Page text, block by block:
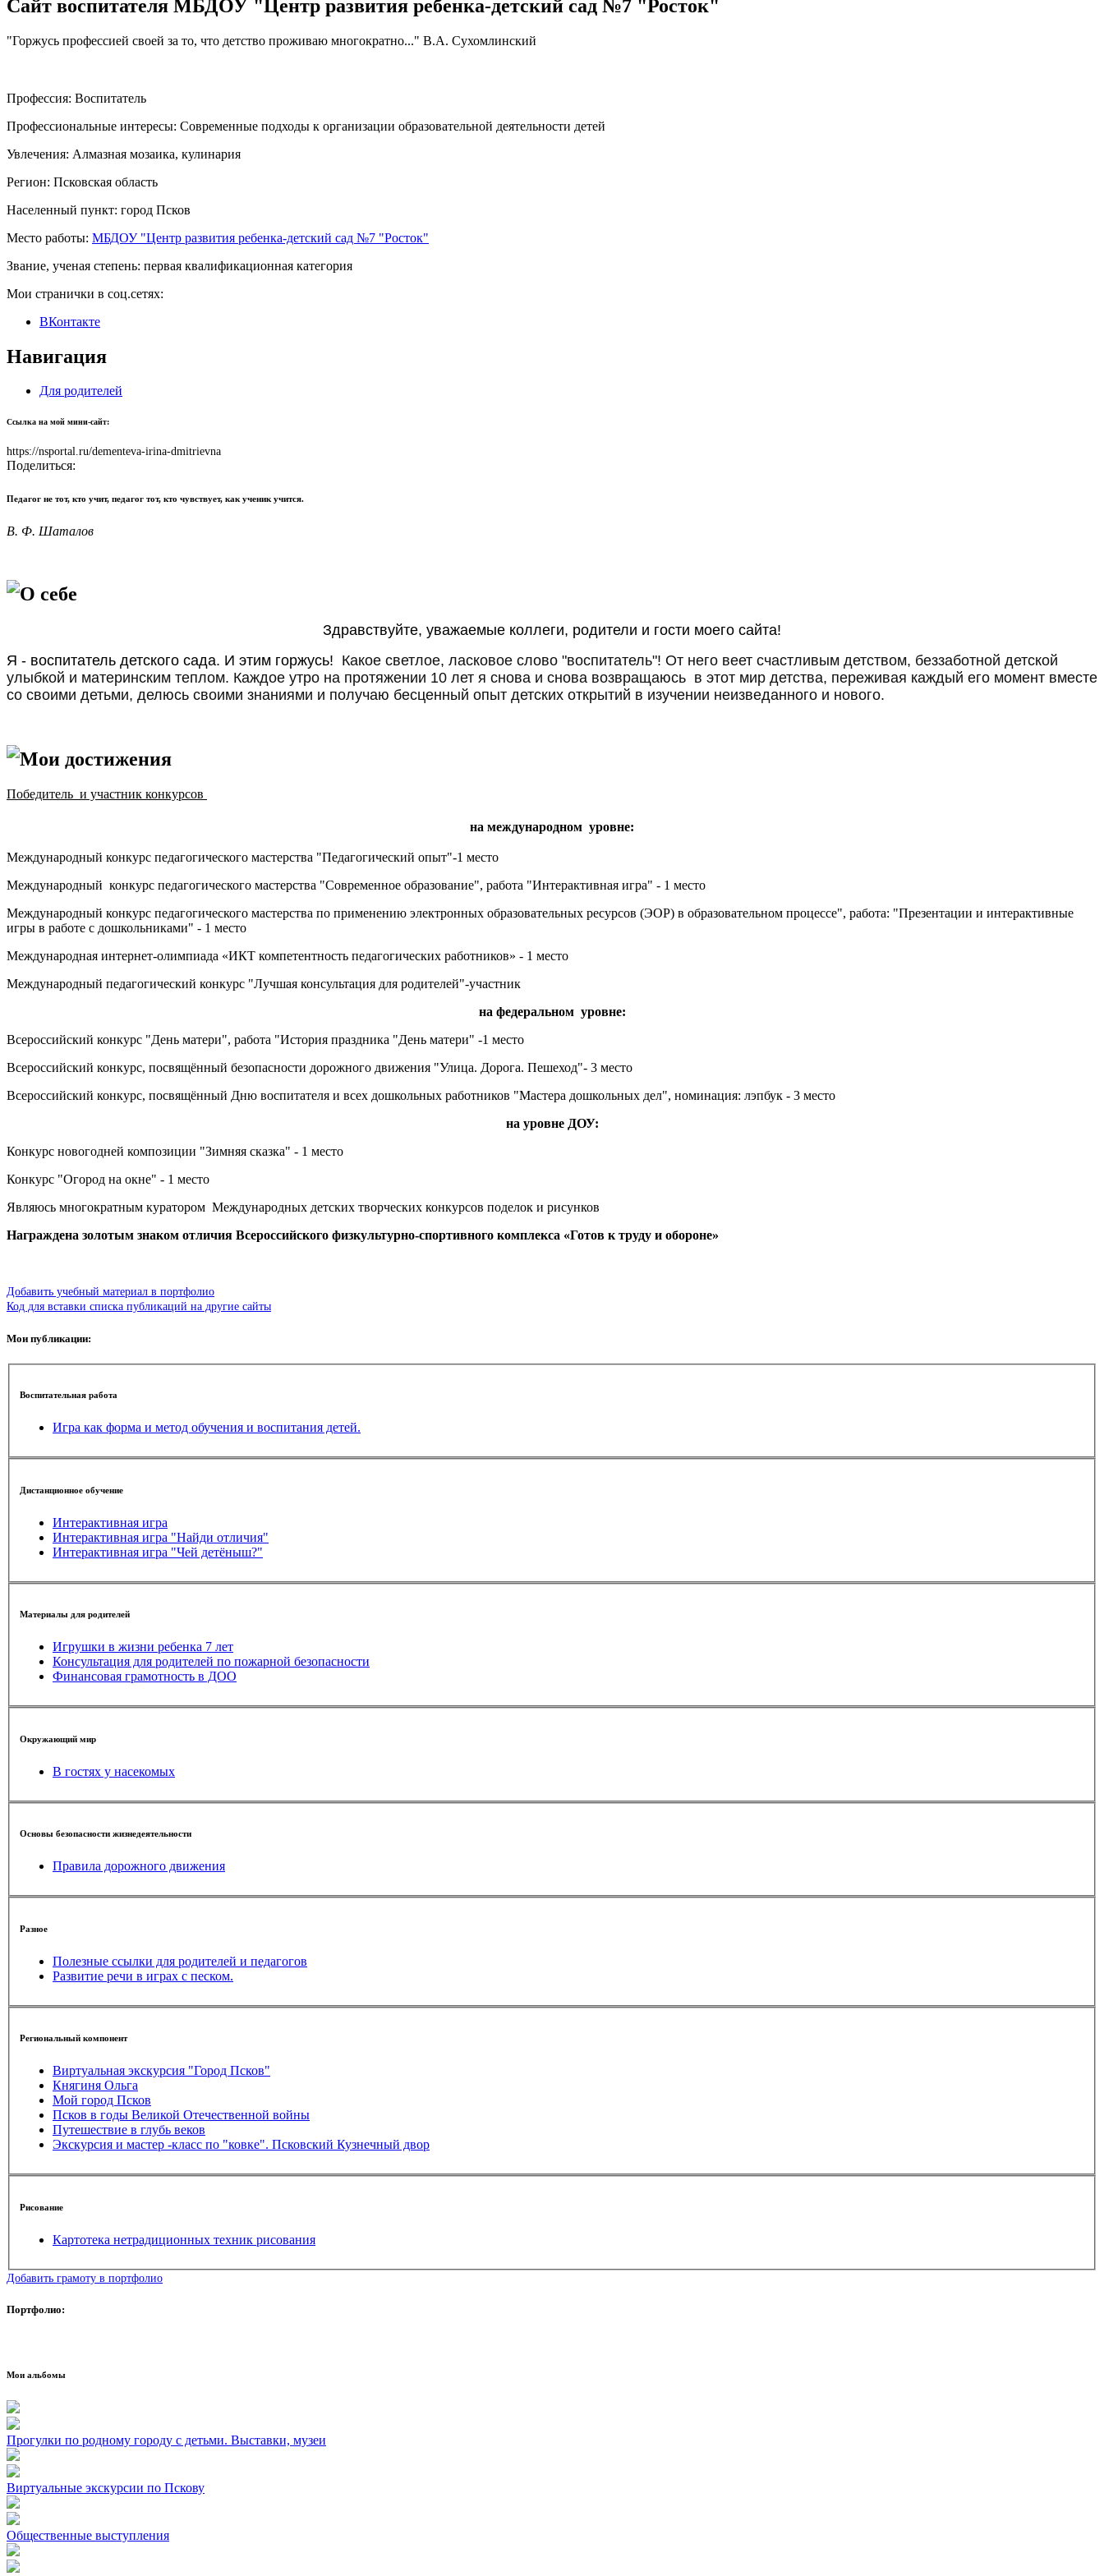
Сайт воспитателя МБДОУ "Центр развития ребенка-детский сад №7 "Росток"
"Горжусь профессией своей за то, что детство проживаю многократно..." В.А. Сухомлинский
Профессия: Воспитатель
Профессиональные интересы: Современные подходы к организации образовательной деятельности детей
Увлечения: Алмазная мозаика, кулинария
Регион: Псковская область
Населенный пункт: город Псков
Место работы: МБДОУ "Центр развития ребенка-детский сад №7 "Росток"
Звание, ученая степень: первая квалификационная категория
Мои странички в соц.сетях:
ВКонтакте
Навигация
Для родителей
Ссылка на мой мини-сайт:
https://nsportal.ru/dementeva-irina-dmitrievna
Поделиться:
Педагог не тот, кто учит, педагог тот, кто чувствует, как ученик учится.
В. Ф. Шаталов
О себе
Здравствуйте, уважаемые коллеги, родители и гости моего сайта!
Я - воспитатель детского сада. И этим горжусь! Какое светлое, ласковое слово "воспитатель"! От него веет счастливым детством, беззаботной детской
улыбкой и материнским теплом. Каждое утро на протяжении 10 лет я снова и снова возвращаюсь в этот мир детства, переживая каждый его момент вместе
со своими детьми, делюсь своими знаниями и получаю бесценный опыт детских открытий в изучении неизведанного и нового.
Мои достижения
Победитель и участник конкурсов
на международном уровне:
Международный конкурс педагогического мастерства "Педагогический опыт"-1 место
Международный конкурс педагогического мастерства "Современное образование", работа "Интерактивная игра" - 1 место
Международный конкурс педагогического мастерства по применению электронных образовательных ресурсов (ЭОР) в образовательном процессе", работа: "Презентации и интерактивные
игры в работе с дошкольниками" - 1 место
Международная интернет-олимпиада «ИКТ компетентность педагогических работников» - 1 место
Международный педагогический конкурс "Лучшая консультация для родителей"-участник
на федеральном уровне:
Всероссийский конкурс "День матери", работа "История праздника "День матери" -1 место
Всероссийский конкурс, посвящённый безопасности дорожного движения "Улица. Дорога. Пешеход"- 3 место
Всероссийский конкурс, посвящённый Дню воспитателя и всех дошкольных работников "Мастера дошкольных дел", номинация: лэпбук - 3 место
на уровне ДОУ:
Конкурс новогодней композиции "Зимняя сказка" - 1 место
Конкурс "Огород на окне" - 1 место
Являюсь многократным куратором Международных детских творческих конкурсов поделок и рисунков
Награждена золотым знаком отличия Всероссийского физкультурно-спортивного комплекса «Готов к труду и обороне»
Добавить учебный материал в портфолио
Код для вставки списка публикаций на другие сайты
Мои публикации:
Воспитательная работа
Игра как форма и метод обучения и воспитания детей.
Дистанционное обучение
Интерактивная игра
Интерактивная игра "Найди отличия"
Интерактивная игра "Чей детёныш?"
Материалы для родителей
Игрушки в жизни ребенка 7 лет
Консультация для родителей по пожарной безопасности
Финансовая грамотность в ДОО
Окружающий мир
В гостях у насекомых
Основы безопасности жизнедеятельности
Правила дорожного движения
Разное
Полезные ссылки для родителей и педагогов
Развитие речи в играх с песком.
Региональный компонент
Виртуальная экскурсия "Город Псков"
Княгиня Ольга
Мой город Псков
Псков в годы Великой Отечественной войны
Путешествие в глубь веков
Экскурсия и мастер -класс по "ковке". Псковский Кузнечный двор
Рисование
Картотека нетрадиционных техник рисования
Добавить грамоту в портфолио
Портфолио:
Мои альбомы
Прогулки по родному городу с детьми. Выставки, музеи
Виртуальные экскурсии по Пскову
Общественные выступления